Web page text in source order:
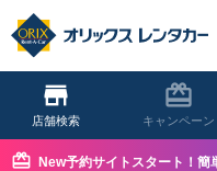
店舗 キャンペーン
New予約サイトスタート！簡